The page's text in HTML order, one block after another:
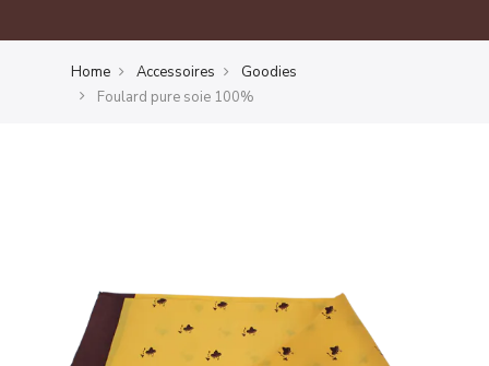
Home Accessoires
Goodies
Foulard pure soie 100%